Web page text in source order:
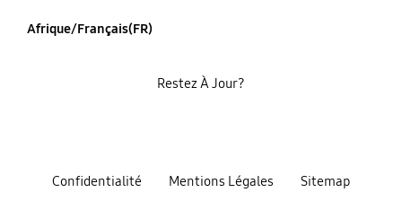
Afrique/Français(FR)
Confidentialité Mentions Légales Sitemap
Restez À Jour?